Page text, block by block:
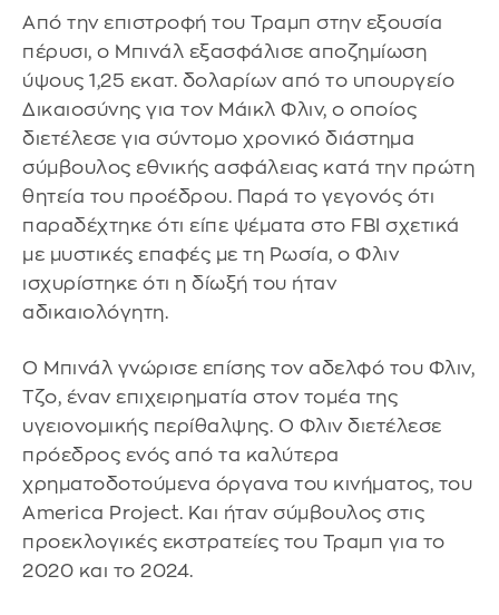
Από την επιστροφή του Τραμπ στην εξουσία
πέρυσι, ο Μπινάλ εξασφάλισε αποζημίωση
ύψους 1,25 εκατ. δολαρίων από το υπουργείο
Δικαιοσύνης για τον Μάικλ Φλιν, ο οποίος
διετέλεσε για σύντομο χρονικό διάστημα
σύμβουλος εθνικής ασφάλειας κατά την πρώτη
θητεία του προέδρου. Παρά το γεγονός ότι
παραδέχτηκε ότι είπε ψέματα στο FBI σχετικά
με μυστικές επαφές με τη Ρωσία, ο Φλιν
ισχυρίστηκε ότι η δίωξή του ήταν
αδικαιολόγητη.
Ο Μπινάλ γνώρισε επίσης τον αδελφό του Φλιν,
Τζο, έναν επιχειρηματία στον τομέα της
υγειονομικής περίθαλψης. Ο Φλιν διετέλεσε
πρόεδρος ενός από τα καλύτερα
χρηματοδοτούμενα όργανα του κινήματος, του
America Project. Και ήταν σύμβουλος στις
προεκλογικές εκστρατείες του Τραμπ για το
2020 και το 2024.